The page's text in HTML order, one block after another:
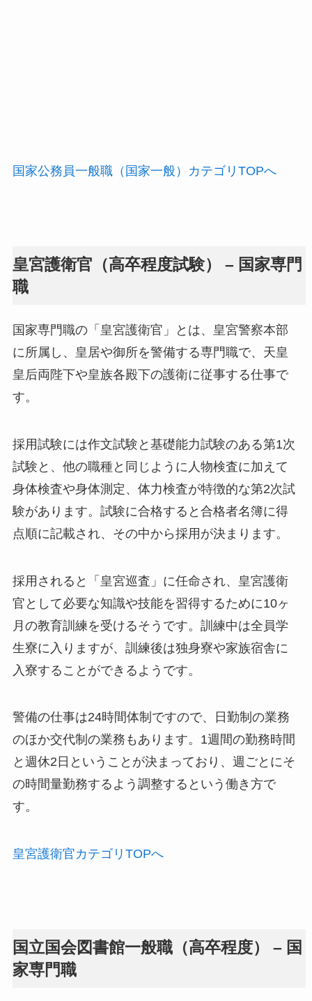
国家公務員一般職（国家一般）カテゴリTOPへ
皇宮護衛官（高卒程度試験） – 国家専門
職
国家専門職の「皇宮護衛官」とは、皇宮警察本部
に所属し、皇居や御所を警備する専門職で、天皇
皇后両陛下や皇族各殿下の護衛に従事する仕事で
す。
採用試験には作文試験と基礎能力試験のある第1次
試験と、他の職種と同じように人物検査に加えて
身体検査や身体測定、体力検査が特徴的な第2次試
験があります。試験に合格すると合格者名簿に得
点順に記載され、その中から採用が決まります。
採用されると「皇宮巡査」に任命され、皇宮護衛
官として必要な知識や技能を習得するために10ヶ
月の教育訓練を受けるそうです。訓練中は全員学
生寮に入りますが、訓練後は独身寮や家族宿舎に
入寮することができるようです。
警備の仕事は24時間体制ですので、日勤制の業務
のほか交代制の業務もあります。1週間の勤務時間
と週休2日ということが決まっており、週ごとにそ
の時間量勤務するよう調整するという働き方で
す。
皇宮護衛官カテゴリTOPへ
国立国会図書館一般職（高卒程度） – 国
家専門職